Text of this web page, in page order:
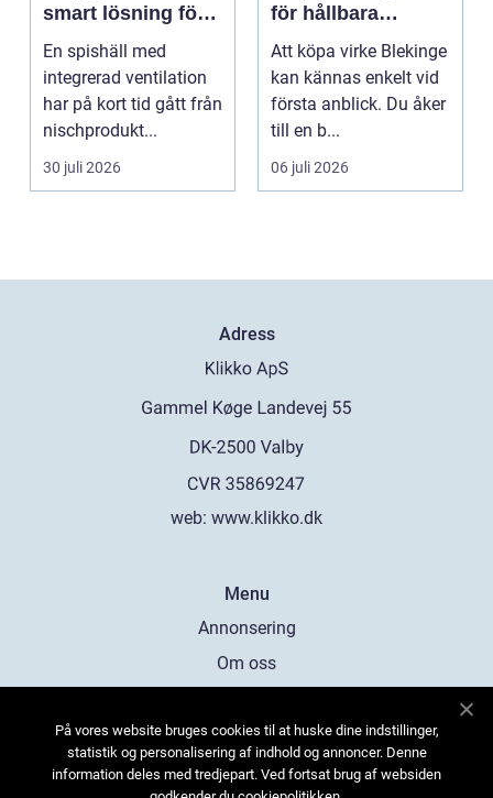
smart lösning för
moderna kök
En spishäll med
integrerad ventilation
har på kort tid gått från
nischprodukt...
30 juli 2026
för hållbara
byggprojekt
Att köpa virke Blekinge
kan kännas enkelt vid
första anblick. Du åker
till en b...
06 juli 2026
Adress
web: www.klikko.dk
Menu
Annonsering
Om oss
Kontakta oss
Sitemap
På vores website bruges cookies til at huske dine indstillinger,
statistik og personalisering af indhold og annoncer. Denne
information deles med tredjepart. Ved fortsat brug af websiden